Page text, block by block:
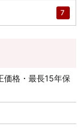
7
価格・最長15年保